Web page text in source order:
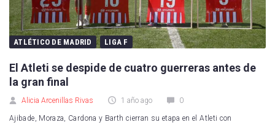
ATLÉTICO DE MADRID LIGA F
El Atleti se despide de cuatro guerreras antes de
la gran final
Alicia Arcenillas Rivas 1 año ago 0
Ajibade, Moraza, Cardona y Barth cierran su etapa en el Atleti con